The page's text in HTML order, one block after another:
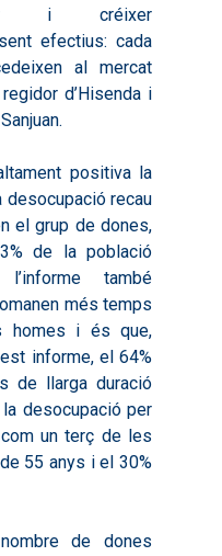
i créixer
efectius: cada
al mercat
d’Hisenda i
positiva la
recau
el grup de dones,
de la població
també
més temps
homes i és que,
informe, el 64%
de llarga duració
desocupació per
com un terç de les
55 anys i el 30%
de dones